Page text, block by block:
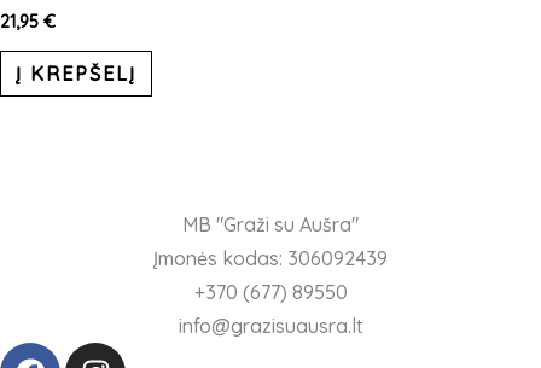
Įvertinimas:
5.00
iš 5
21,95 €
Į KREPŠELĮ
MB "Graži su Aušra"
Įmonės kodas: 306092439
+370 (677) 89550
info@grazisuausra.lt
F
I